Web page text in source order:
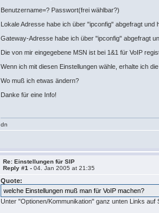
Benutzername=? Passwort(frei wählbar?)
Lokale Adresse habe ich über "ipconfig" abgefragt und
Gateway-Adresse habe ich über "ipconfig" abgefragt
Die von mir eingegebene MSN ist bei 1&1 für VoIP
Wenn ich mit diesen Einstellungen wähle, erhalte ich
Wo muß ich etwas ändern?
Danke für eine Info!
dn
Re: Einstellungen für SIP
Reply #1 -04. Jan 2005 at 21:35
Quote:
welche Einstellungen muß man für VoIP machen?
Unter "Optionen/Kommunikation" ganz unten Links auf